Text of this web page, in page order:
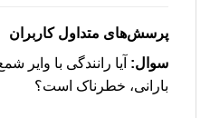
پرسش‌های متداول کاربران
سوال:
بارانی، خطرناک است؟